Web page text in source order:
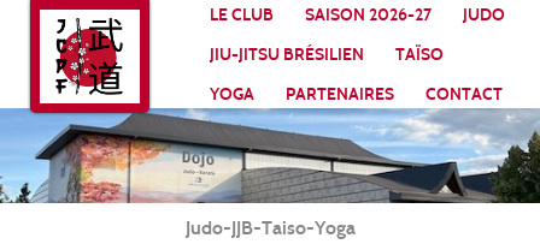
LE CLUB SAISON 2026-27
JUDO
JIU-JITSU BRÉSILIEN
TAÏSO
YOGA
PARTENAIRES CONTACT
Judo-JJB-Taiso-Yoga
Panneau de gestion des cookies